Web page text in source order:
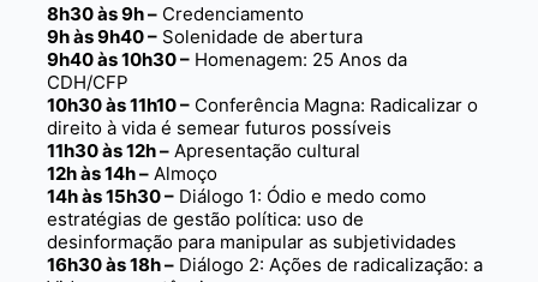
8h30 às 9h – Credenciamento
9h às 9h40 – Solenidade de abertura
9h40 às 10h30 – Homenagem: 25 Anos da
CDH/CFP
10h30 às 11h10 – Conferência Magna: Radicalizar o
direito à vida é semear futuros possíveis
11h30 às 12h – Apresentação cultural
12h às 14h – Almoço
14h às 15h30 – Diálogo 1: Ódio e medo como
estratégias de gestão política: uso de
desinformação para manipular as subjetividades
16h30 às 18h – Diálogo 2: Ações de radicalização: a